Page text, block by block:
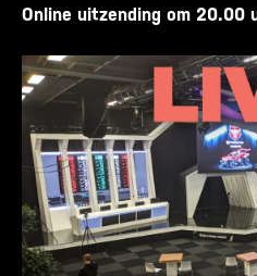
Online uitzending om 20.00